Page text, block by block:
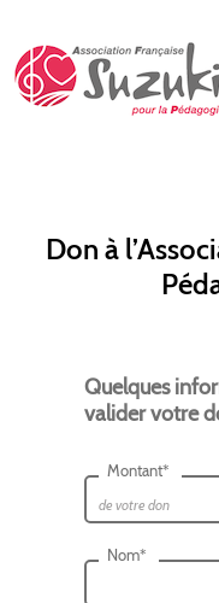
Don à
Quelques
valider votre
Montant*
Nom*